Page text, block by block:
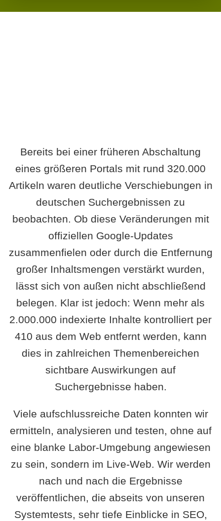
Bereits bei einer früheren Abschaltung
eines größeren Portals mit rund 320.000
Artikeln waren deutliche Verschiebungen in
deutschen Suchergebnissen zu
beobachten. Ob diese Veränderungen mit
offiziellen Google-Updates
zusammenfielen oder durch die Entfernung
großer Inhaltsmengen verstärkt wurden,
lässt sich von außen nicht abschließend
belegen. Klar ist jedoch: Wenn mehr als
2.000.000 indexierte Inhalte kontrolliert per
410 aus dem Web entfernt werden, kann
dies in zahlreichen Themenbereichen
sichtbare Auswirkungen auf
Suchergebnisse haben.
Viele aufschlussreiche Daten konnten wir
ermitteln, analysieren und testen, ohne auf
eine blanke Labor-Umgebung angewiesen
zu sein, sondern im Live-Web. Wir werden
nach und nach die Ergebnisse
veröffentlichen, die abseits von unseren
Systemtests, sehr tiefe Einblicke in SEO,